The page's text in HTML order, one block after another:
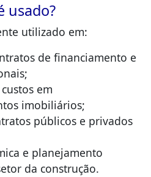
usado?
utilizado em:
de financiamento e
em
imobiliários;
públicos e privados
e planejamento
da construção.